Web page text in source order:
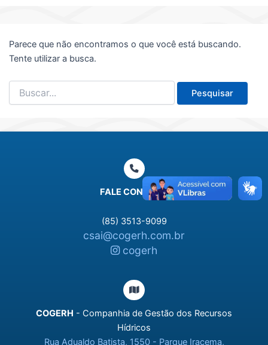
Parece que não encontramos o que você está buscando.
Tente utilizar a busca.
Pesquisar
por:
FALE CONOSCO
(85) 3513-9099
csai@cogerh.com.br
cogerh
COGERH - Companhia de Gestão dos Recursos
Hídricos
Rua Adualdo Batista, 1550 - Parque Iracema,